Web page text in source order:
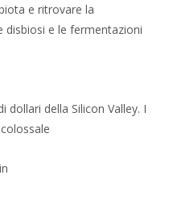
e ritrovare la
disbiosi e le fermentazioni
dollari della Silicon Valley. I